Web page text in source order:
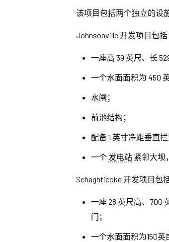
该项目包括两个独立的设
Johnsonville 开发项目包括
一座高 39 英尺、长
一个水面面积为 450
水闸；
前池结构；
配备 1 英寸净距垂直
一个 发电站紧邻大坝
Schaghticoke 开发项目包括
一座 28 英尺高、700
门；
一个水面面积为150英